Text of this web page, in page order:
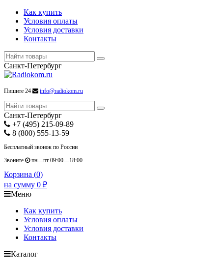
Как купить
Условия оплаты
Условия доставки
Контакты
Санкт-Петербург
Пишите 24 info@radiokom.ru
Санкт-Петербург
+7 (495) 215-09-89
8 (800) 555-13-59
Бесплатный звонок по России
Звоните
пн—пт 09:00—18:00
Корзина (0)
на сумму 0 ₽
Меню
Как купить
Условия оплаты
Условия доставки
Контакты
Каталог